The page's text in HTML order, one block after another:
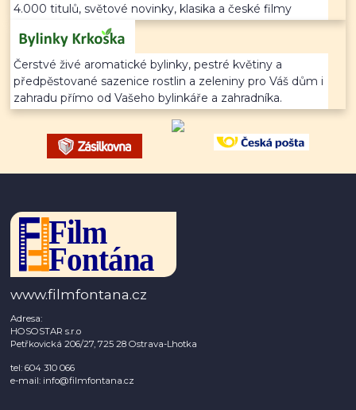
4.000 titulů, světové novinky, klasika a české filmy
Čerstvé živé aromatické bylinky, pestré květiny a
předpěstované sazenice rostlin a zeleniny pro Váš dům i
zahradu přímo od Vašeho bylinkáře a zahradníka.
www.filmfontana.cz
Adresa:
HOSOSTAR s.r.o
Petřkovická 206/27, 725 28 Ostrava-Lhotka
tel: 604 310 066
e-mail: info@filmfontana.cz